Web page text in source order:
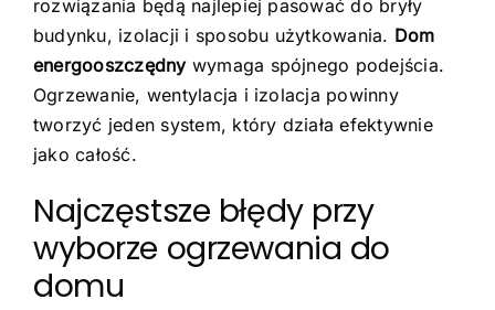
rozwiązania będą najlepiej pasować do bryły
budynku, izolacji i sposobu użytkowania. Dom
energooszczędnywymaga spójnego podejścia.
Ogrzewanie, wentylacja i izolacja powinny
tworzyć jeden system, który działa efektywnie
jako całość.
Najczęstsze błędy przy
wyborze ogrzewania do
domu